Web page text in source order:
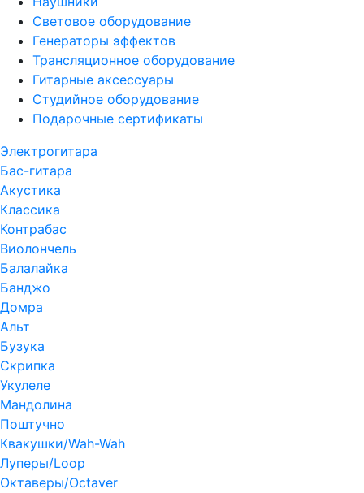
Световое оборудование
Генераторы эффектов
Трансляционное оборудование
Гитарные аксессуары
Студийное оборудование
Подарочные сертификаты
Электрогитара
Бас-гитара
Акустика
Классика
Контрабас
Виолончель
Балалайка
Банджо
Домра
Альт
Бузука
Скрипка
Укулеле
Мандолина
Поштучно
Квакушки/Wah-Wah
Луперы/Loop
Октаверы/Octaver